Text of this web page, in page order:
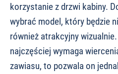
korzystanie z drzwi kabiny.
wybrać model, który będzie
również atrakcyjny
najczęściej wymaga
zawiasu, to pozwala on